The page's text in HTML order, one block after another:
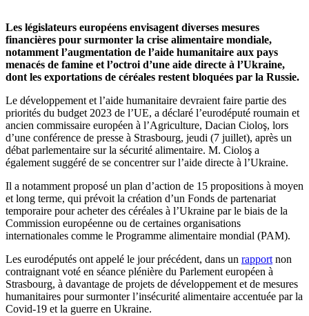
Les législateurs européens envisagent diverses mesures
financières pour surmonter la crise alimentaire mondiale,
notamment l’augmentation de l’aide humanitaire aux pays
menacés de famine et l’octroi d’une aide directe à l’Ukraine,
dont les exportations de céréales restent bloquées par la Russie.
Le développement et l’aide humanitaire devraient faire partie des
priorités du budget 2023 de l’UE, a déclaré l’eurodéputé roumain et
ancien commissaire européen à l’Agriculture, Dacian Cioloş, lors
d’une conférence de presse à Strasbourg, jeudi (7 juillet), après un
débat parlementaire sur la sécurité alimentaire. M. Cioloş a
également suggéré de se concentrer sur l’aide directe à l’Ukraine.
Il a notamment proposé un plan d’action de 15 propositions à moyen
et long terme, qui prévoit la création d’un Fonds de partenariat
temporaire pour acheter des céréales à l’Ukraine par le biais de la
Commission européenne ou de certaines organisations
internationales comme le Programme alimentaire mondial (PAM).
Les eurodéputés ont appelé le jour précédent, dans un rapport non
contraignant voté en séance plénière du Parlement européen à
Strasbourg, à davantage de projets de développement et de mesures
humanitaires pour surmonter l’insécurité alimentaire accentuée par la
Covid-19 et la guerre en Ukraine.